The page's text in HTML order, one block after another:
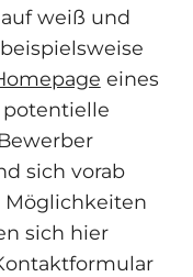
weiß und
eines
sich vorab
Möglichkeiten
sich hier